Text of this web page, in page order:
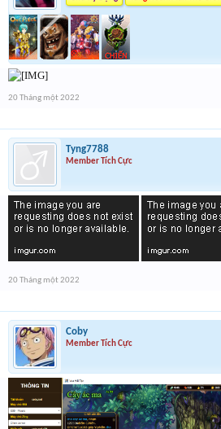
20 Tháng một 2022
Tyng7788
Member Tích Cực
20 Tháng một 2022
Coby
Member Tích Cực